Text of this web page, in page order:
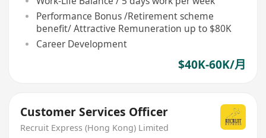
Performance Bonus /Retirement scheme
benefit/ Attractive Remuneration up to $80K
Career Development
$40K-60K/月
Customer Services Officer
Recruit Express (Hong Kong) Limited